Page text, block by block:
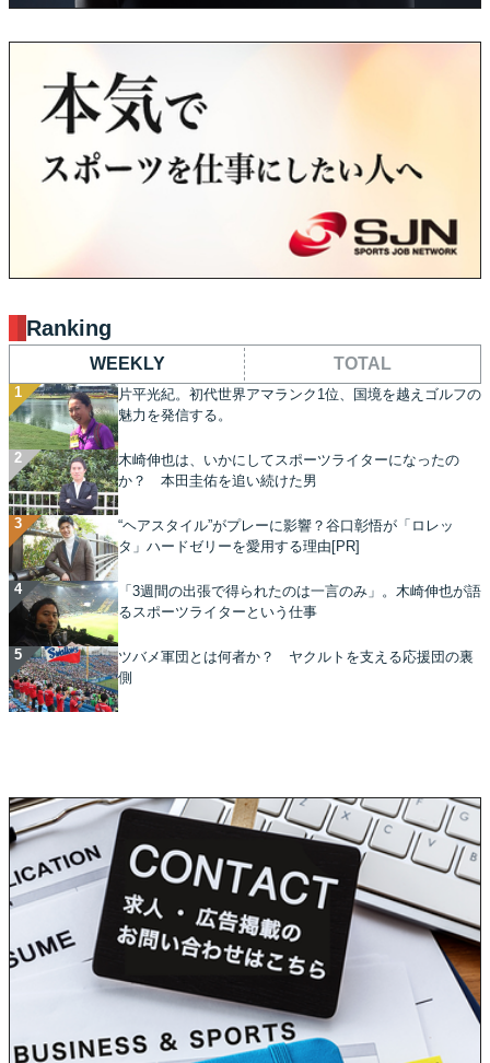
Ranking
WEEKLY TOTAL
片平光紀。初代世界アマランク1位、国境を越えゴルフの
魅力を発信する。
木崎伸也は、いかにしてスポーツライターになったの
か？ 本田圭佑を追い続けた男
“ヘアスタイル”がプレーに影響？谷口彰悟が「ロレッ
タ」ハードゼリーを愛用する理由[PR]
「3週間の出張で得られたのは一言のみ」。木崎伸也が語
るスポーツライターという仕事
ツバメ軍団とは何者か？ ヤクルトを支える応援団の裏
側